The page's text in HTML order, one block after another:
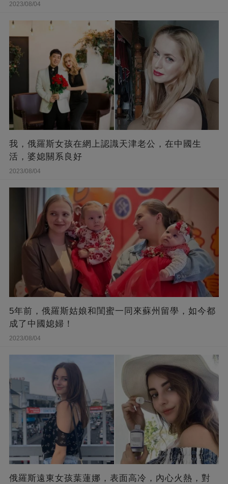
2023/08/04
我，俄羅斯女孩在網上認識天津老公，在中國生
活，婆媳關系良好
2023/08/04
5年前，俄羅斯姑娘和閨蜜一同來蘇州留學，如今都
成了中國媳婦！
2023/08/04
俄羅斯遠東女孩葉蓮娜，表面高冷，內心火熱，對